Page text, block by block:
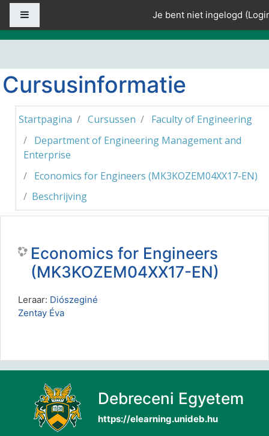
Ga naar hoofdinhoud
Je bent niet ingelogd (
Cursusinformatie
Startpagina Cursussen
Faculty of Engineering
Department of Engineering Management and
Enterprise
Economics for Engineers (MK3KOZEM04XX17-EN)
Beschrijving
Economics for Engineers
(MK3KOZEM04XX17-EN)
Leraar: Diószeginé
Zentay Éva
Debreceni Egyetem
https://elearning.unideb.hu